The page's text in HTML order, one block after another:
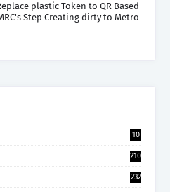
plastic Token to QR Based
Step Creating dirty to Metro
10
210
232